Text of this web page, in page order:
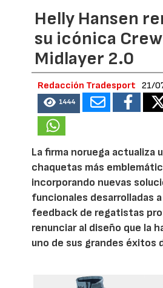
Helly Hansen
su icónica Crew
Midlayer 2.0
Redacción Tradesport 21/
1444
La firma noruega actualiza
chaquetas más
incorporando nuevas
funcionales desarrolladas
feedback de regatistas
renunciar al diseño que la
uno de sus grandes éxitos